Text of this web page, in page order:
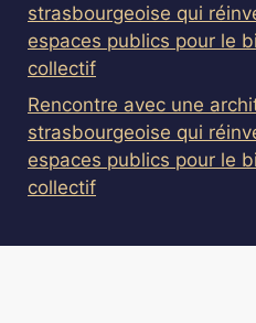
strasbourgeoise qui
espaces publics pour le
collectif
Rencontre avec une
strasbourgeoise qui
espaces publics pour le
collectif